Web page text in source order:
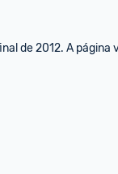
de 2012. A